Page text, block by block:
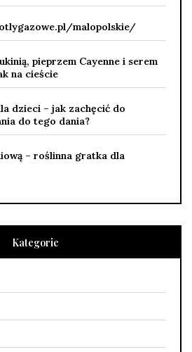
malopolskie/
pieprzem Cayenne i serem
na cieście
dzieci – jak zachęcić do
do tego dania?
– roślinna gratka dla
Kategorie